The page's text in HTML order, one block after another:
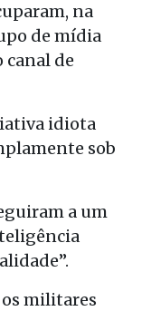
na
de mídia
canal de
idiota
sob
a um
militares